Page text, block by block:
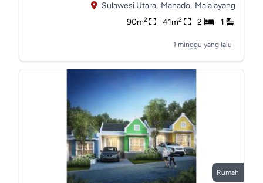
Sulawesi Utara, Manado, Malalayang
90m2 41m2 2 1
1 minggu yang lalu
Rumah